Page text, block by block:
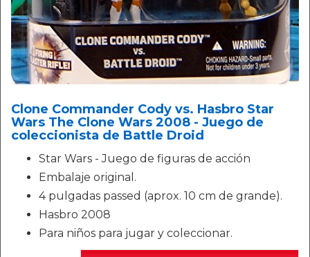
Clone Commander Cody vs. Hasbro Star
Wars The Clone Wars 2008 - Juego de
coleccionista de Battle Droid
Star Wars - Juego de figuras de acción
Embalaje original.
4 pulgadas passed (aprox. 10 cm de grande).
Hasbro 2008
Para niños para jugar y coleccionar.